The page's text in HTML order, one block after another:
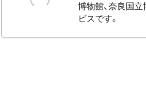
博物館、奈良国立
ビスです。